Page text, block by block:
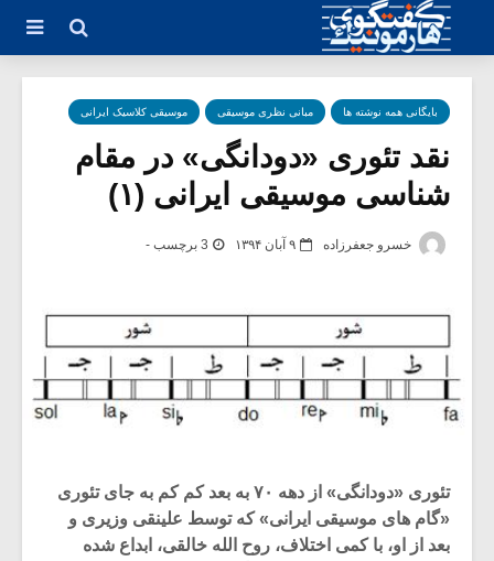
بایگانی همه نوشته ها مبانی نظری موسیقی موسیقی کلاسیک ایرانی
نقد تئوری «دودانگی» در مقام
شناسی موسیقی ایرانی (۱)
خسرو جعفرزاده ۹ آبان ۱۳۹۴ 3 برچسب -
تئوری «دودانگی» از دهه ۷۰ به بعد کم کم به جای تئوری
«گام های موسیقی ایرانی» که توسط علینقی وزیری و
بعد از او، با کمی اختلاف، روح الله خالقی، ابداع شده